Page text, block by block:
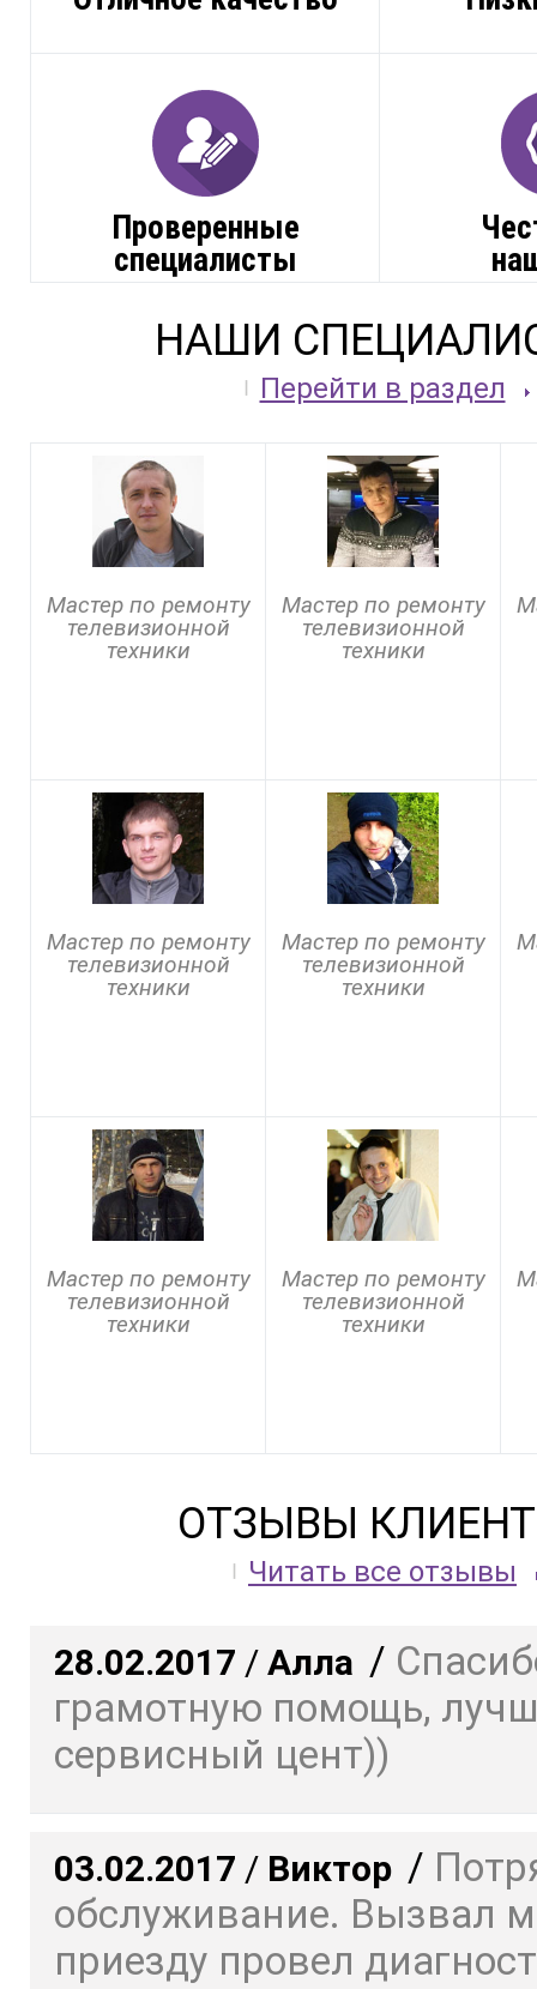
Проверенные
специалисты
НАШИ
Перейти в раздел
Мастер по ремонту
телевизионной
техники
Мастер по ремонту
телевизионной
техники
Мастер по ремонту
телевизионной
техники
Мастер по ремонту
телевизионной
техники
Мастер по ремонту
телевизионной
техники
Мастер по ремонту
телевизионной
техники
ОТЗЫВЫ
Читать все отзывы
28.02.2017 / Алла /
грамотную помощь,
сервисный цент))
03.02.2017 / Виктор /
обслуживание. Вызвал
приезду провел